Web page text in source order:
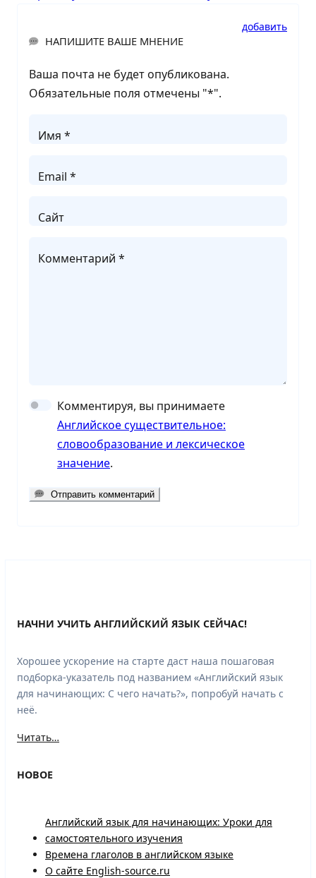
добавить
НАПИШИТЕ ВАШЕ МНЕНИЕ
Ваша почта не будет опубликована.
Обязательные поля отмечены "*".
Имя *
Email *
Сайт
Комментарий *
Комментируя, вы принимаете
Английское существительное:
словообразование и лексическое
значение.
Отправить комментарий
НАЧНИ УЧИТЬ АНГЛИЙСКИЙ ЯЗЫК СЕЙЧАС!
Хорошее ускорение на старте даст наша пошаговая
подборка-указатель под названием «Английский язык
для начинающих: С чего начать?», попробуй начать с
неё.
Читать…
НОВОЕ
Английский язык для начинающих: Уроки для
самостоятельного изучения
Времена глаголов в английском языке
О сайте English-source.ru